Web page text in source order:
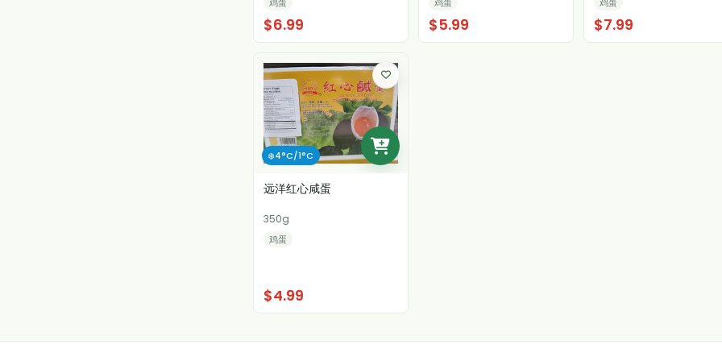
$6.99 $5.99 $7.99
❄️4°C/1°C
远洋红心咸蛋
350g
鸡蛋
$4.99